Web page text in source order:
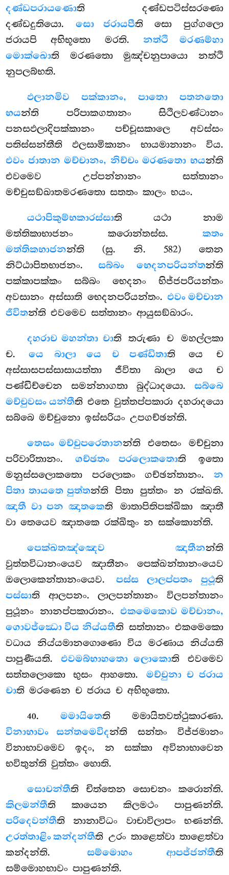
දණ්ඩපරායණොති දණ්ඩපටිස්සරණො
දණ්ඩදුතියො. සො ජරායපීති සො පුග්ගලො
ජරායපි අභිභූතො මරති. නත්ථි මරණම්හා
මොක්ඛොති මරණතො මුඤ්චනුපායො නත්ථි
නුපලබ්භති.
ඵලානමිව පක්කානං, පාතො පතනතො
භයන්ති පරිපාකගතානං සිථිලවණ්ටානං
පනසඵලාදිපක්කානං පච්චූසකාලෙ අවස්සං
පතිස්සන්තීති ඵලසාමිකානං භායමානානං විය.
එවං ජාතාන මච්චානං, නිච්චං මරණතො භයන්ති
එවමෙව උප්පන්නානං සත්තානං
මච්චුසඞ්ඛාතමරණතො සතතං කාලං භයං.
යථාපිකුම්භකාරස්සාති යථා නාම
මත්තිකාභාජනං කරොන්තස්ස. කතං
මත්තිකභාජනන්ති (සු. නි. 582) තෙන
නිට්ඨාපිතභාජනං. සබ්බං භෙදනපරියන්තන්ති
පක්කාපක්කං සබ්බං භෙදනං භිජ්ජපරියන්තං
අවසානං අස්සාති භෙදනපරියන්තං.එවං මච්චාන
ජීවිතන්ති එවමෙව සත්තානං ආයුසඞ්ඛාරං.
දහරාච මහන්තා චාති තරුණා ච මහල්ලකා
ච. යෙ බාලා යෙ ච පණ්ඩිතාති යෙ ච
අස්සාසපස්සාසායත්තා ජීවිතා බාලා යෙ ච
පණ්ඩිච්චෙන සමන්නාගතා බුද්ධාදයො. සබ්බෙ
මච්චුවසං යන්තීති එතෙ වුත්තප්පකාරා දහරාදයො
සබ්බෙ මච්චුනො ඉස්සරියං උපගච්ඡන්ති.
තෙසං මච්චුපරෙතානන්ති එතෙසං මච්චුනා
පරිවාරිතානං. ගච්ඡතං පරලොකතොති ඉතො
මනුස්සලොකතො පරලොකං ගච්ඡන්තානං. න
පිතා තායතෙ පුත්තන්ති පිතා පුත්තං න රක්ඛති.
ඤාතී වා පන ඤාතකෙති මාතාපිතිපක්ඛිකා ඤාතී
වා තෙයෙව ඤාතකෙ රක්ඛිතුං න සක්කොන්ති.
පෙක්ඛතඤ්ඤෙව ඤාතීනන්ති
වුත්තවිධානංයෙව ඤාතීනං පෙක්ඛන්තානංයෙව
ඔලොකෙන්තානංයෙව. පස්ස ලාලප්පතං පුථූති
පස්සාති ආලපනං. ලාලපන්තානං විලපන්තානං
පුථූනං නානප්පකාරානං. එකමෙකොව මච්චානං,
ගොවජ්ඣො විය නිය්යතීති සත්තානං එකමෙකො
වධාය නිය්යමානගොණො විය මරණාය නිය්යති
පාපුණීයති.එවමබ්භාහතො ලොකොති එවමෙව
සත්තලොකො භුසං ආහතො. මච්චුනා ච ජරාය
චාති මරණෙන ච ජරාය ච අභිභූතො.
40. මමායිතෙති මමායිතවත්ථුකාරණා.
විනාභාවං සන්තමෙවිදන්ති සන්තං විජ්ජමානං
විනාභාවමෙව ඉදං, න සක්කා අවිනාභාවෙන
භවිතුන්ති වුත්තං හොති.
සොචන්තීති චිත්තෙන සොචනං කරොන්ති.
කිලමන්තීති කායෙන කිලමථං පාපුණන්ති.
පරිදෙවන්තීති නානාවිධං වාචාවිලාපං භණන්ති.
උරත්තාළිං කන්දන්තීති උරං තාළෙත්වා තාළෙත්වා
කන්දන්ති. සම්මොහං ආපජ්ජන්තීති
සම්මොහභාවං පාපුණන්ති.